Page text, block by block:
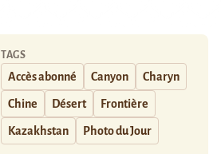
TAGS
Accès abonné Canyon Charyn
Chine Désert Frontière
Kazakhstan Photo du Jour